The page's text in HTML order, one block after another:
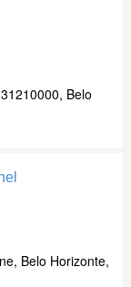
Belo
Belo Horizonte,